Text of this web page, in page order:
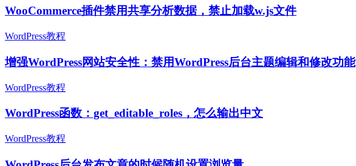
WooCommerce插件禁用共享分析数据，禁止加载w.js文件
WordPress教程
增强WordPress网站安全性：禁用WordPress后台主题编辑和修改功能
WordPress教程
WordPress函数：get_editable_roles，怎么输出中文
WordPress教程